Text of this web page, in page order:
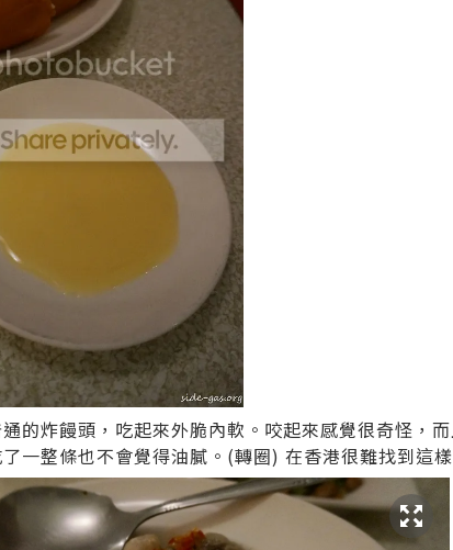
的炸饅頭，吃起來外脆內軟。咬起來感覺很奇怪，
一整條也不會覺得油膩。(轉圈) 在香港很難找到這